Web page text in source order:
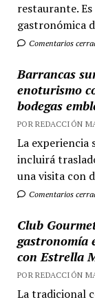
restaurante.
gastronómica
Comentarios
Barrancas
enoturismo
bodegas
POR REDACCIÓN
La experiencia
incluirá
una visita con
Comentarios
Club
gastronomía
con Estrella
POR REDACCIÓN
La tradicional